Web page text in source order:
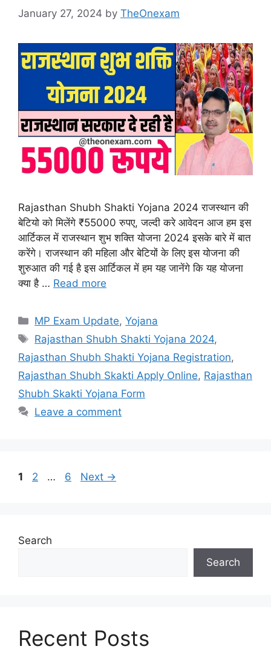
January 27, 2024 by TheOnexam
Rajasthan Shubh Shakti Yojana 2024 राजस्थान की
बेटियो को मिलेंगे ₹55000 रुपए, जल्दी करे आवेदन आज हम इस
आर्टिकल में राजस्थान शुभ शक्ति योजना 2024 इसके बारे में बात
करेंगे। राजस्थान की महिला और बेटियों के लिए इस योजना की
शुरुआत की गई है इस आर्टिकल में हम यह जानेंगे कि यह योजना
क्या है … Read more
Categories
MP Exam Update,Yojana
Tags
Rajasthan Shubh Shakti Yojana 2024,
Rajasthan Shubh Shakti Yojana Registration,
Rajasthan Shubh Skakti Apply Online, Rajasthan
Shubh Skakti Yojana Form
Leave a comment
Page
1 Page
2 … Page
6 Next →
Search
Search
Recent Posts